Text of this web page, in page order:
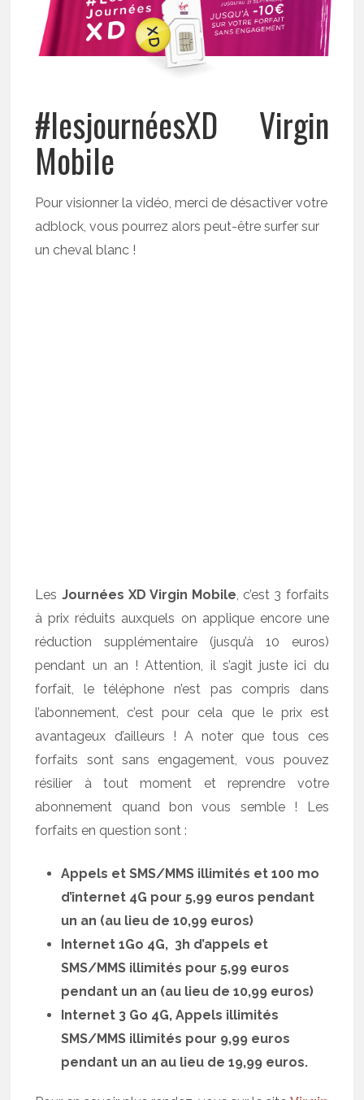
#lesjournéesXD Virgin
Mobile
Pour visionner la vidéo, merci de désactiver votre
adblock, vous pourrez alors peut-être surfer sur
un cheval blanc !
Les Journées XD Virgin Mobile, c’est 3 forfaits
à prix réduits auxquels on applique encore une
réduction supplémentaire (jusqu’à 10 euros)
pendant un an ! Attention, il s’agit juste ici du
forfait, le téléphone n’est pas compris dans
l’abonnement, c’est pour cela que le prix est
avantageux d’ailleurs ! A noter que tous ces
forfaits sont sans engagement, vous pouvez
résilier à tout moment et reprendre votre
abonnement quand bon vous semble ! Les
forfaits en question sont :
Appels et SMS/MMS illimités et 100 mo
d’internet 4G pour 5,99 euros pendant
un an (au lieu de 10,99 euros)
Internet 1Go 4G, 3h d’appels et
SMS/MMS illimités pour 5,99 euros
pendant un an (au lieu de 10,99 euros)
Internet 3 Go 4G, Appels illimités
SMS/MMS illimités pour 9,99 euros
pendant un an au lieu de 19,99 euros.